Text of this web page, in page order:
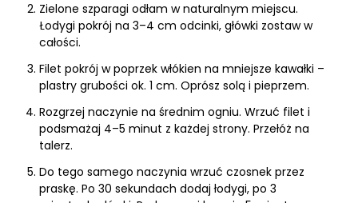
Zielone szparagi odłam w naturalnym miejscu.
Łodygi pokrój na 3–4 cm odcinki, główki zostaw w
całości.
Filet pokrój w poprzek włókien na mniejsze kawałki –
plastry grubości ok. 1 cm. Oprósz solą i pieprzem.
Rozgrzej naczynie na średnim ogniu. Wrzuć filet i
podsmażaj 4–5 minut z każdej strony. Przełóż na
talerz.
Do tego samego naczynia wrzuć czosnek przez
praskę. Po 30 sekundach dodaj łodygi, po 3